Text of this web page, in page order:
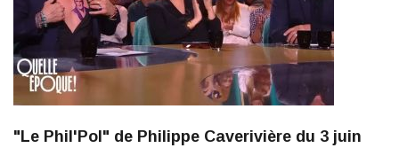
"Le Phil'Pol" de Philippe Caverivière du 3 juin